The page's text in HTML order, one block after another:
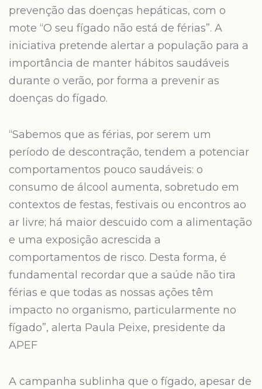
prevenção das doenças hepáticas, com o
mote “O seu fígado não está de férias”. A
iniciativa pretende alertar a população para a
importância de manter hábitos saudáveis
durante o verão, por forma a prevenir as
doenças do fígado.
“Sabemos que as férias, por serem um
período de descontração, tendem a potenciar
comportamentos pouco saudáveis: o
consumo de álcool aumenta, sobretudo em
contextos de festas, festivais ou encontros ao
ar livre; há maior descuido com a alimentação
e uma exposição acrescida a
comportamentos de risco. Desta forma, é
fundamental recordar que a saúde não tira
férias e que todas as nossas ações têm
impacto no organismo, particularmente no
fígado”, alerta Paula Peixe, presidente da
APEF
A campanha sublinha que o fígado, apesar de